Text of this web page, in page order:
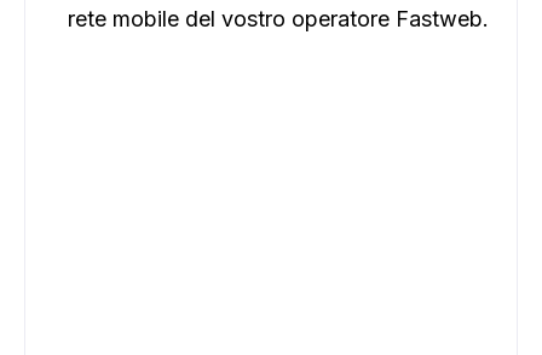
rete mobile del vostro operatore Fastweb.